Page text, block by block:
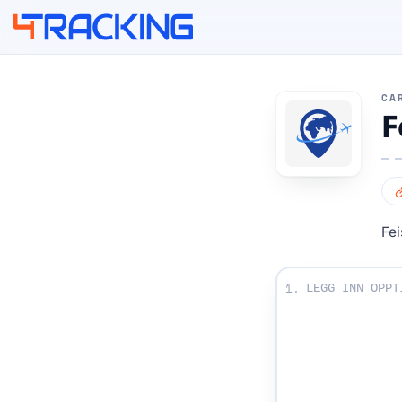
Angi
1.